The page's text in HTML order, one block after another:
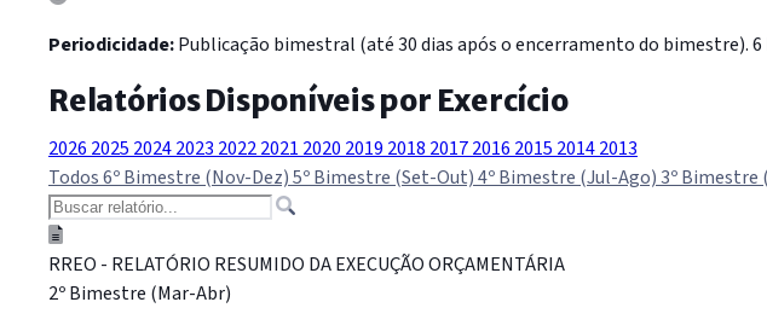
Periodicidade:Publicação bimestral (até 30 dias após o encerramento do bimestre).
Relatórios Disponíveis por Exercício
2026 2025 20242023 20222021 2020 2019 2018 20172016 2015 20142013
Todos6º Bimestre (Nov-Dez)5º Bimestre (Set-Out)4º Bimestre (Jul-Ago)3º Bimestre
RREO - RELATÓRIO RESUMIDO DA EXECUÇÃO ORÇAMENTÁRIA
2º Bimestre (Mar-Abr)